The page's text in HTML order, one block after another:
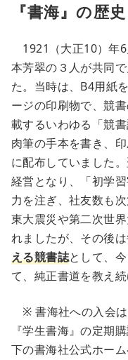
『書海』の歴史
1921（大正10）年
本芳翠の３人が共同
た。当時は、B4用紙
ージの印刷物で、競
載するいわゆる「競
肉筆の手本を書き、
に配布していました
経営となり、「初学
力を注ぎ、社友数も
東大震災や第二次世
れましたが、その後
える競書誌として、
て、純正書道を教え続
※ 書海社への入会
『学生書海』の定期
下の書海社公式ホー